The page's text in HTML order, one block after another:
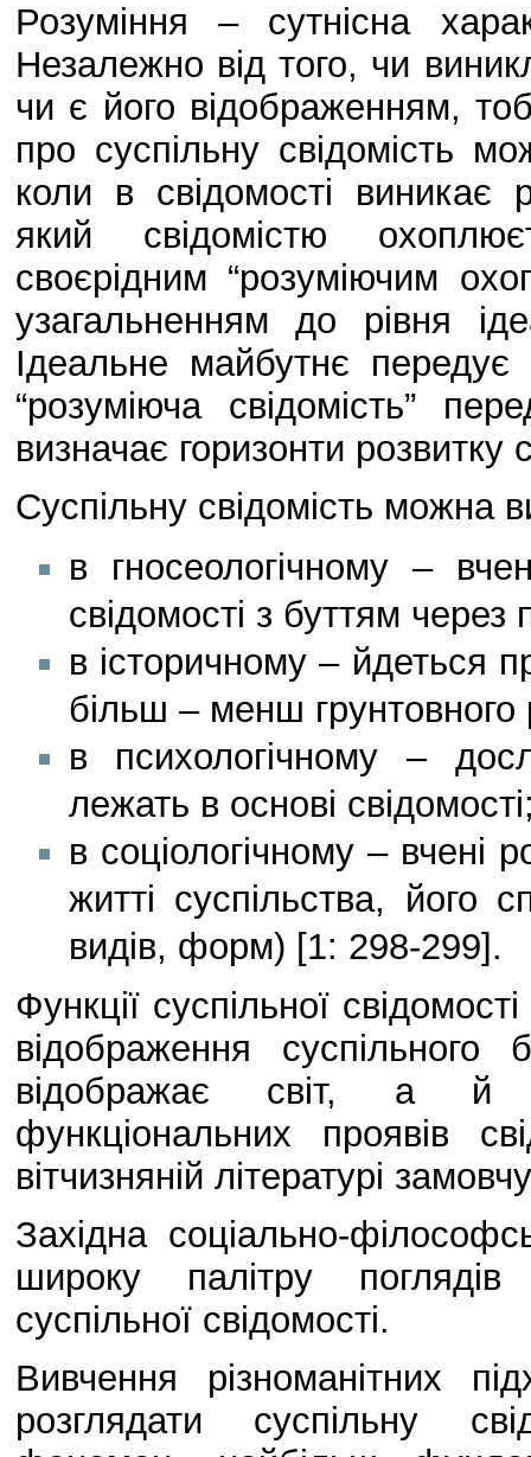
Розуміння – сутнісна
Незалежно від того, чи
чи є його відображенням,
про суспільну свідомість
коли в свідомості виникає
який свідомістю
своєрідним “розуміючим
узагальненням до рівня
Ідеальне майбутнє
“розуміюча свідомість”
визначає горизонти розвитку
Суспільну свідомість можна
в гносеологічному –
свідомості з буттям через
в історичному – йдеться
більш – менш грунтовного
в психологічному –
лежать в основі
в соціологічному – вчені
житті суспільства, його
видів, форм) [1: 298-299].
Функції суспільної
відображення
відображає світ, а й
функціональних проявів
вітчизняній літературі
Західна соціально-
широку палітру
суспільної свідомості.
Вивчення різноманітних
розглядати суспільну